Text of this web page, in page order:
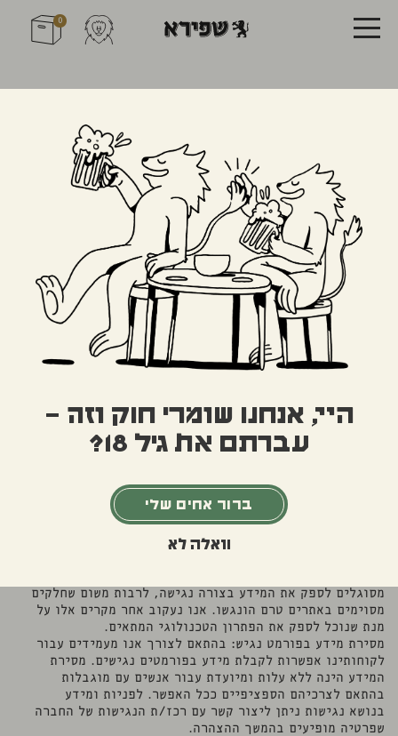
0
הצהרת נגישות
הסדרי נגישות
חברת מבשלת שפירא בע"מ נוקטת את מירב המאמצים ומשקיעה
משאבים רבים על מנת לספק לכל לקוחותיה שירות שוויוני,
מכובד, נגיש ומקצועי. בהתאם לחוק שוויון זכויות לאנשים עם
מוגבלויות תשנ"ח-1998 ולתקנות שהותקנו מכוחו, מושקעים
מאמצים ומשאבים רבים בביצוע התאמות הנגישות הנדרשות
שיביאו לכך שאדם בעל מוגבלות יוכל לקבל את השירותים
הניתנים לכלל הלקוחות, באופן עצמאי ושוויוני.
מידע על נגישות האתר
הגולש באתר תוכן נגיש ככל שניתן, ללא כל קשר לטכנולוגיה
בה נבנה האתר. אנחנו פועלים לעדכן ולהטמיע את כללי
הנגישות ככל שניתן, בהתאם לעקרונות תקן הנגישות. האתר
האתר מונגש באמצעות חברת UA USER ACCESSIBILITY
ותומך בטכנולוגיות המסייעות המובילות בתחום.
תפריט הנגישות מציע מגוון של אפשרויות. כדי ללמוד עוד אל
אופן השימוש לחצו על F1 במקלדת והוראות השימוש של התוסף
מסוגלים לספק את המידע בצורה נגישה, לרבות משום שחלקים
מסוימים באתרים טרם הונגשו. אנו נעקוב אחר מקרים אלו על
מנת שנוכל לספק את הפתרון הטכנולוגי המתאים.
מסירת מידע בפורמט נגיש: בהתאם לצורך אנו מעמידים עבור
לקוחותינו אפשרות לקבלת מידע בפורמטים נגישים. מסירת
המידע הינה ללא עלות ומיועדת עבור אנשים עם מוגבלות
בהתאם לצרכיהם הספציפיים ככל האפשר. לפניות ומידע
בנושא נגישות ניתן ליצור קשר עם רכז/ת הנגישות של החברה
שפרטיה מופיעים בהמשך ההצהרה.
היי, אנחנו שומרי חוק וזה –
עברתם את גיל 18?
ברור אחים שלי
וואלה לא